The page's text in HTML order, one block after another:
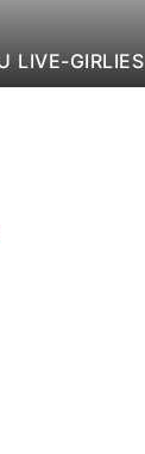
LIVE-GIRLIES